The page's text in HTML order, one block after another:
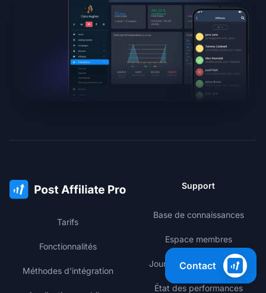
Tarifs
Fonctionnalités
Méthodes d'intégration
Support
Base de connaissances
Espace membres
Journal des modifications
État des performances
Contact